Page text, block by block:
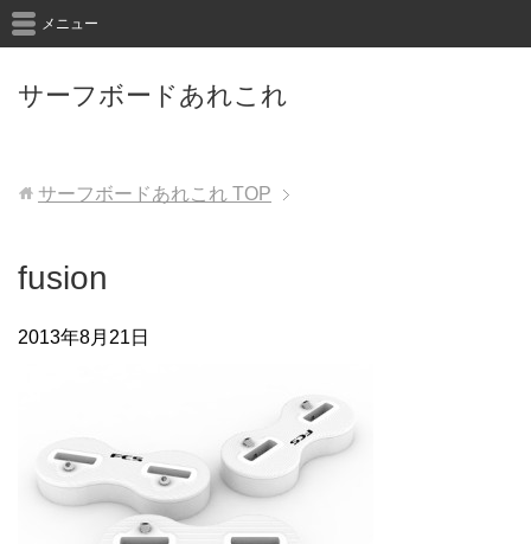
サーフボードあれこれ
メニュー
サーフボードあれこれ TOP
fusion
2013年8月21日